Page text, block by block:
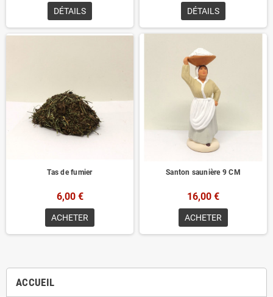
ACCUEIL
DÉTAILS DÉTAILS
Tas de fumier
6,00 €
ACHETER
Santon saunière 9 CM
16,00 €
ACHETER